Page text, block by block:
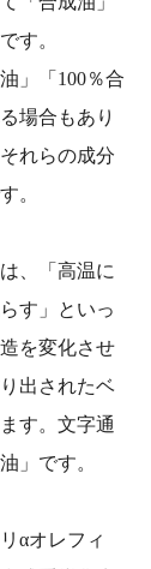
す。
」「100％合
場合もあり
れらの成分
。
、「高温に
す」といっ
を変化させ
出されたベ
す。文字通
」です。
αオレフィ